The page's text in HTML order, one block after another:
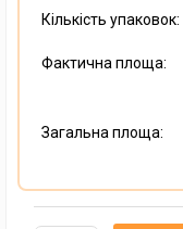
Кількість упаковок:
Фактична площа:
Загальна площа: